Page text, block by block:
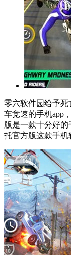
零六软件园给予
车竞速的手机app
版是一款十分好
托官方版这款手机